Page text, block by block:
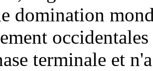
domination
terminale et